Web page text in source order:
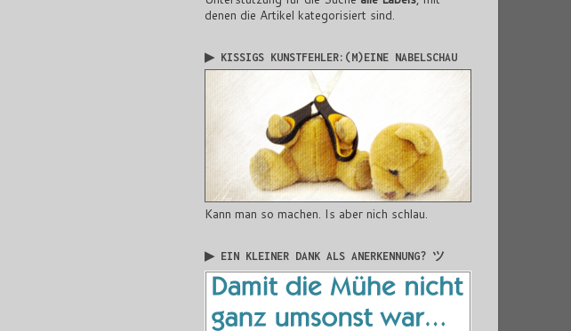
denen die Artikel kategorisiert sind.
▶ KISSIGS KUNSTFEHLER:(M)EINE NABELSCHAU
Kann man so machen. Is aber nich schlau.
▶ EIN KLEINER DANK ALS ANERKENNUNG? ツ